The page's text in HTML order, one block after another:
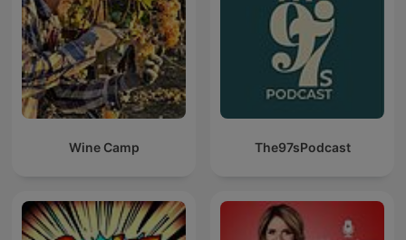
Wine Camp The97sPodcast